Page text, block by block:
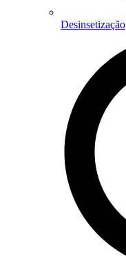
Desinsetização